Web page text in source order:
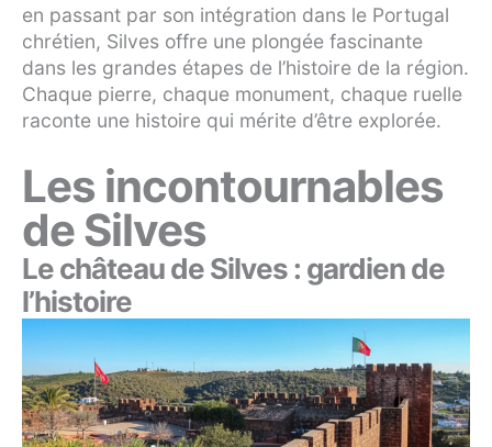
en passant par son intégration dans le Portugal
chrétien, Silves offre une plongée fascinante
dans les grandes étapes de l’histoire de la région.
Chaque pierre, chaque monument, chaque ruelle
raconte une histoire qui mérite d’être explorée.
Les incontournables
de Silves
Le château de Silves : gardien de
l’histoire